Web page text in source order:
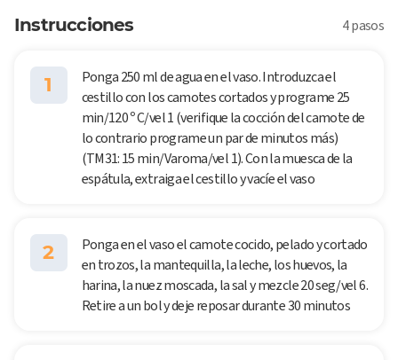
Instrucciones 4 pasos
1
Ponga 250 ml de agua en el vaso. Introduzca el
cestillo con los camotes cortados y programe 25
min/120 º C/vel 1 (verifique la cocción del camote de
lo contrario programe un par de minutos más)
(TM31: 15 min/Varoma/vel 1). Con la muesca de la
espátula, extraiga el cestillo y vacíe el vaso
2
Ponga en el vaso el camote cocido, pelado y cortado
en trozos, la mantequilla, la leche, los huevos, la
harina, la nuez moscada, la sal y mezcle 20 seg/vel 6.
Retire a un bol y deje reposar durante 30 minutos